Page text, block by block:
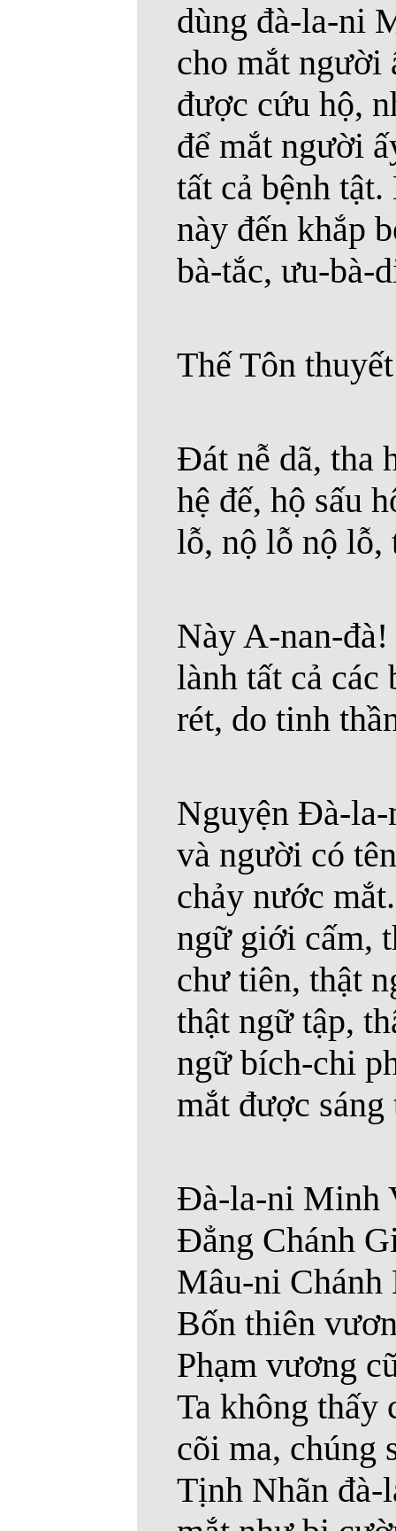
dùng đà-la-ni
cho mắt người
được cứu hộ,
để mắt người
tất cả bệnh
này đến khắp
bà-tắc, ưu-bà-
Thế Tôn
Đát nễ dã, tha
hệ đế, hộ sấu
lỗ, nộ lỗ nộ lỗ,
Này A-nan-
lành tất cả các
rét, do tinh
Nguyện Đà-la-
và người có
chảy nước
ngữ giới cấm,
chư tiên, thật
thật ngữ tập,
ngữ bích-chi
mắt được sáng
Đà-la-ni Minh
Đẳng Chánh
Mâu-ni Chánh
Bốn thiên
Phạm vương
Ta không
cõi ma, chúng
Tịnh Nhãn đà-